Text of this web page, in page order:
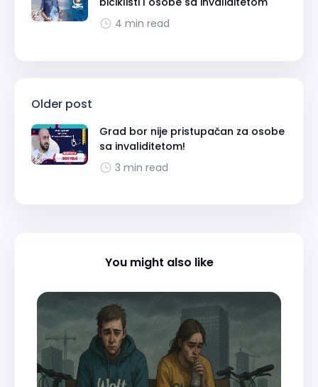
4 min read
Older post
Grad bor nije pristupačan za osobe
sa invaliditetom!
3 min read
You might also like